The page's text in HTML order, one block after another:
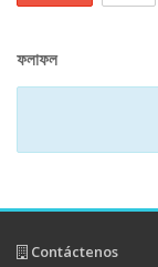
ফলাফল
Contáctenos